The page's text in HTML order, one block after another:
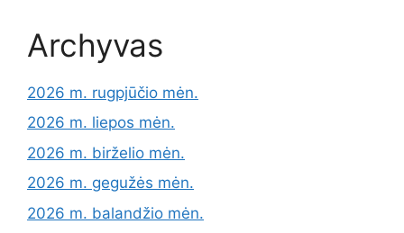
Archyvas
2026 m. rugpjūčio mėn.
2026 m. liepos mėn.
2026 m. birželio mėn.
2026 m. gegužės mėn.
2026 m. balandžio mėn.